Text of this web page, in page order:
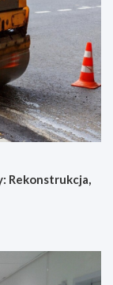
Rekonstrukcja,